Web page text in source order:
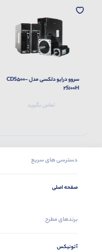
سروو درایو دلکسی مدل CDS500-
2S100H
تماس بگیرید
دسترسی های سریع
صفحه اصلی
برندهای مطرح
آتونیکس